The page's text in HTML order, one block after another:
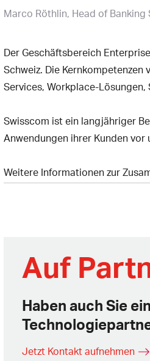
Marco Röthlin Head of Banking
Der Geschäftsbereich
Schweiz. Die
Services, Workplace-
Swisscom ist ein langjähriger
Anwendungen ihrer Kunden vor
Weitere Informationen zur
Auf
Haben auch Sie
Jetzt Kontakt aufnehmen